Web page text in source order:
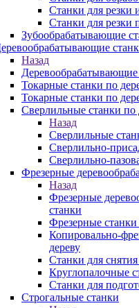
Станки для резки
Станки для резки
Зубообрабатывающие
Назад
Деревообрабатывающие
Токарные станки по
Токарные станки по
Сверлильные станки по
Назад
Сверлильные
Сверлильно-
Сверлильно-
Фрезерные
Назад
Фрезерные
станки
Фрезерные станки
Копировально-
дереву
Станки для снятия
Круглопалочные
Станки для
Строгальные станки